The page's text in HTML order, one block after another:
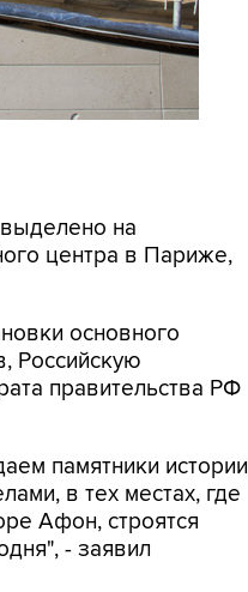
на
центра в Париже,
основного
Российскую
правительства РФ
памятники истории
в тех местах, где
Афон, строятся
- заявил